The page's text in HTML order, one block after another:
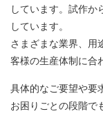
しています。試作か
しています。
さまざまな業界、用
客様の生産体制に合
具体的なご要望や要
お困りごとの段階で